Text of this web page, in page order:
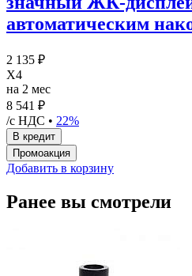
автоматическим
2 135 ₽
X4
на 2 мес
8 541 ₽
/с НДС • 22%
Добавить в корзину
Ранее вы смотрели